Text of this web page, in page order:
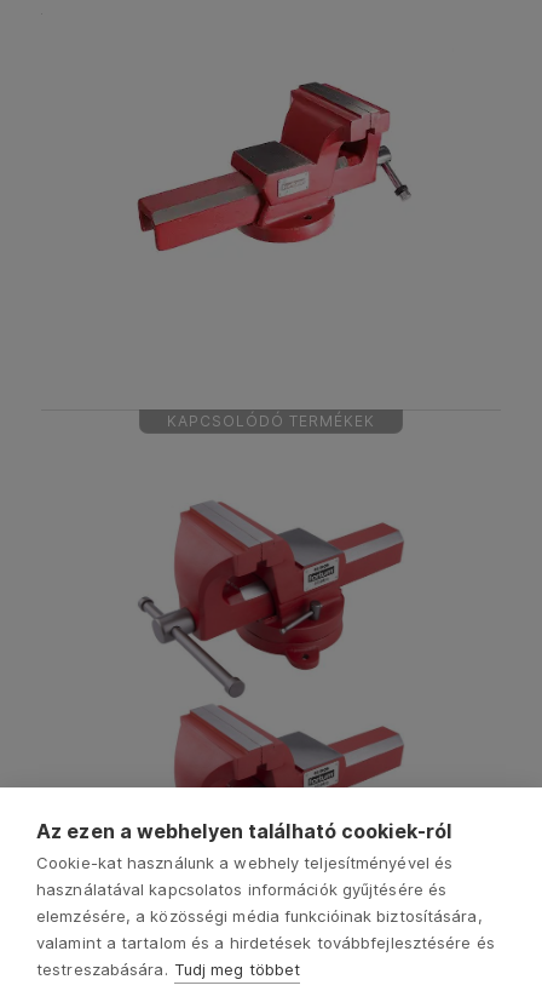
KAPCSOLÓDÓ TERMÉKEK
Az ezen a webhelyen található cookiek-ról
Cookie-kat használunk a webhely teljesítményével és
használatával kapcsolatos információk gyűjtésére és
elemzésére, a közösségi média funkcióinak biztosítására,
valamint a tartalom és a hirdetések továbbfejlesztésére és
testreszabására. Tudj meg többet